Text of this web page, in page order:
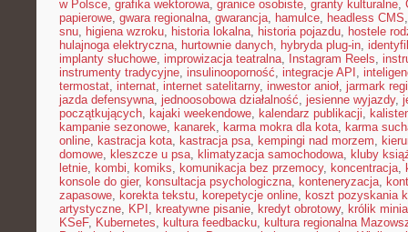
w Polsce, grafika wektorowa, granice osobiste, granty kulturalne,
papierowe, gwara regionalna, gwarancja, hamulce, headless CMS
snu, higiena wzroku, historia lokalna, historia pojazdu, hostele
hulajnoga elektryczna, hurtownie danych, hybryda plug-in,
implanty słuchowe, improwizacja teatralna, Instagram Reels,
instrumenty tradycyjne, insulinooporność, integracje API ,
termostat, internat, internet satelitarny, inwestor anioł, jarmark
jazda defensywna, jednoosobowa działalność, jesienne wyjazdy,
początkujących, kajaki weekendowe, kalendarz publikacji,
kampanie sezonowe, kanarek, karma mokra dla kota, karma
online, kastracja kota, kastracja psa, kempingi nad morzem,
domowe, kleszcze u psa, klimatyzacja samochodowa, kluby
letnie, kombi, komiks, komunikacja bez przemocy, koncentracja,
konsole do gier, konsultacja psychologiczna, konteneryzacja,
zapasowe, korekta tekstu, korepetycje online, koszt pozyskania
artystyczne, KPI , kreatywne pisanie, kredyt obrotowy, królik
KSeF, Kubernetes, kultura feedbacku, kultura regionalna